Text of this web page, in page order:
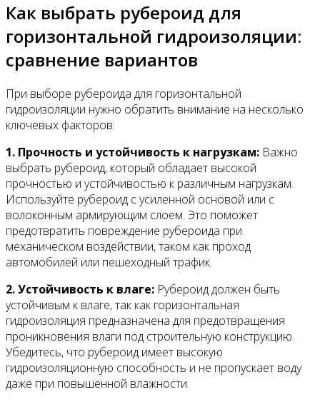
Как выбрать рубероид для
горизонтальной гидроизоляции:
сравнение вариантов
При выборе рубероида для горизонтальной
гидроизоляции нужно обратить внимание на несколько
ключевых факторов:
1. Прочность и устойчивость к нагрузкам: Важно
выбрать рубероид, который обладает высокой
прочностью и устойчивостью к различным нагрузкам.
Используйте рубероид с усиленной основой или с
волоконным армирующим слоем. Это поможет
предотвратить повреждение рубероида при
механическом воздействии, таком как проход
автомобилей или пешеходный трафик.
2. Устойчивость к влаге: Рубероид должен быть
устойчивым к влаге, так как горизонтальная
гидроизоляция предназначена для предотвращения
проникновения влаги под строительную конструкцию.
Убедитесь, что рубероид имеет высокую
гидроизоляционную способность и не пропускает воду
даже при повышенной влажности.